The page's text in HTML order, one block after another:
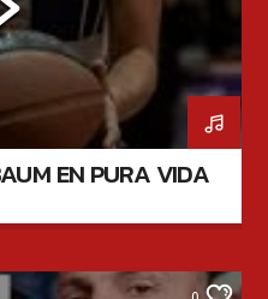
EN PURA VIDA